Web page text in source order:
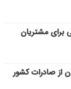
برای مشتریان
از صادرات کشور